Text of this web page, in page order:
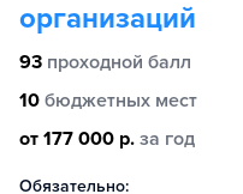
организаций
93 проходной балл
10 бюджетных мест
от 177 000 р. за год
Обязательно: